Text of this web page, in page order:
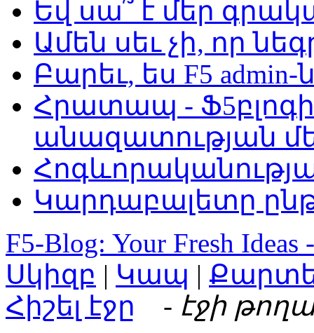
Եվ սա՞ է մեր
Ամեն սեւ չի, որ
Բարեւ, ես F5 admin-
Հրատապ -
անազատության
Կարդաբալետը
F5-Blog: Your Fresh Ideas
Սկիզբ | Կապ |
Հիշել էջը
- էջի